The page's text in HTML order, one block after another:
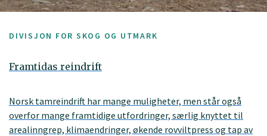
DIVISJON FOR SKOG OG UTMARK
Framtidas reindrift
Norsk tamreindrift har mange muligheter, men står også
overfor mange framtidige utfordringer, særlig knyttet til
arealinngrep, klimaendringer, økende rovviltpress og tap av